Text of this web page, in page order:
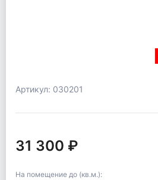
Артикул: 030201
31 300 ₽
На помещение до (кв.м.):